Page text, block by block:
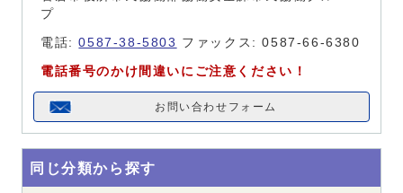
プ
電話:0587-38-5803 ファックス: 0587-66-6380
電話番号のかけ間違いにご注意ください！
お問い合わせフォーム
同じ分類から探す